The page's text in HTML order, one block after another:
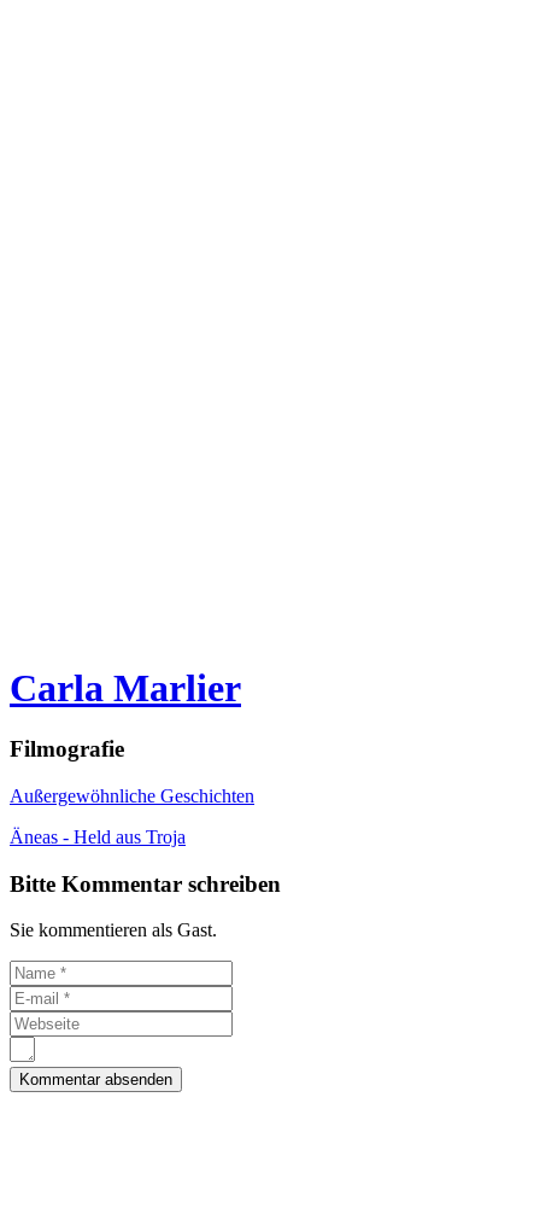
Carla Marlier
Filmografie
Außergewöhnliche Geschichten
Äneas - Held aus Troja
Bitte Kommentar schreiben
Sie kommentieren als Gast.